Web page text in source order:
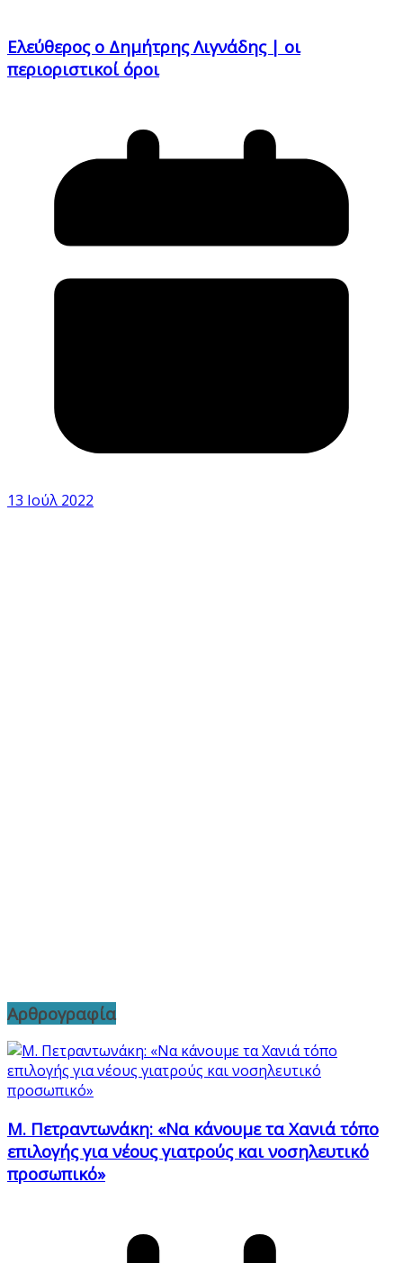
Ελεύθερος ο Δημήτρης Λιγνάδης | οι
περιοριστικοί όροι
13 Ιούλ 2022
Αρθρογραφία
Μ. Πετραντωνάκη: «Να κάνουμε τα Χανιά τόπο
επιλογής για νέους γιατρούς και νοσηλευτικό
προσωπικό»